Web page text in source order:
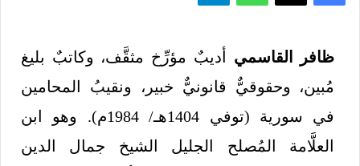
ظافر القاسمي أديبٌ مؤرِّخ مثقَّف، وكاتبٌ بليغ
مُبين، وحقوقيٌّ قانونيٌّ خبير، ونقيبُ المحامين
في سورية (توفي 1404هـ/ 1984م). وهو ابن
العلَّامة المُصلح الجليل الشيخ جمال الدين